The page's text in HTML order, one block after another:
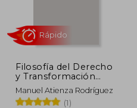
Filosofía del Derecho
y Transformación
Social
Manuel Atienza Rodríguez
(1)